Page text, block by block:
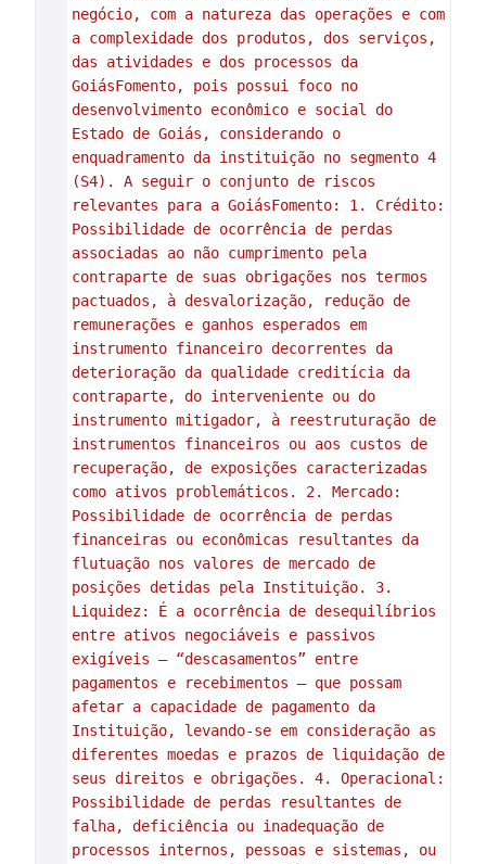
negócio, com a natureza das operações e com
a complexidade dos produtos, dos serviços,
das atividades e dos processos da
GoiásFomento, pois possui foco no
desenvolvimento econômico e social do
Estado de Goiás, considerando o
enquadramento da instituição no segmento 4
(S4). A seguir o conjunto de riscos
relevantes para a GoiásFomento: 1. Crédito:
Possibilidade de ocorrência de perdas
associadas ao não cumprimento pela
contraparte de suas obrigações nos termos
pactuados, à desvalorização, redução de
remunerações e ganhos esperados em
instrumento financeiro decorrentes da
deterioração da qualidade creditícia da
contraparte, do interveniente ou do
instrumento mitigador, à reestruturação de
instrumentos financeiros ou aos custos de
recuperação, de exposições caracterizadas
como ativos problemáticos. 2. Mercado:
Possibilidade de ocorrência de perdas
financeiras ou econômicas resultantes da
flutuação nos valores de mercado de
posições detidas pela Instituição. 3.
Liquidez: É a ocorrência de desequilíbrios
entre ativos negociáveis e passivos
exigíveis – “descasamentos” entre
pagamentos e recebimentos – que possam
afetar a capacidade de pagamento da
Instituição, levando-se em consideração as
diferentes moedas e prazos de liquidação de
seus direitos e obrigações. 4. Operacional:
Possibilidade de perdas resultantes de
falha, deficiência ou inadequação de
processos internos, pessoas e sistemas, ou